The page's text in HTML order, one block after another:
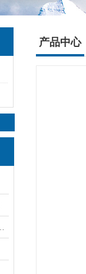
产品中心